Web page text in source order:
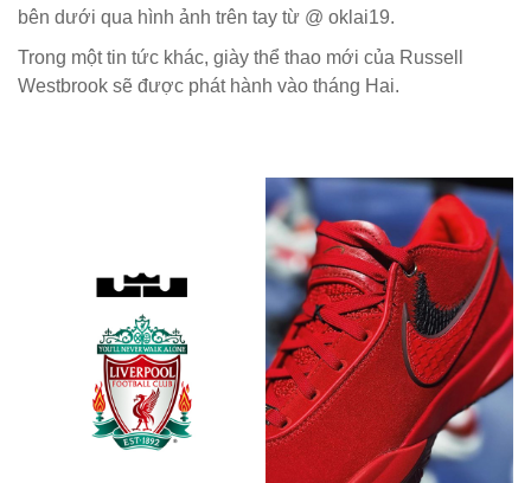
bên dưới qua hình ảnh trên tay từ @ oklai19.
Trong một tin tức khác, giày thể thao mới của Russell
Westbrook sẽ được phát hành vào tháng Hai.